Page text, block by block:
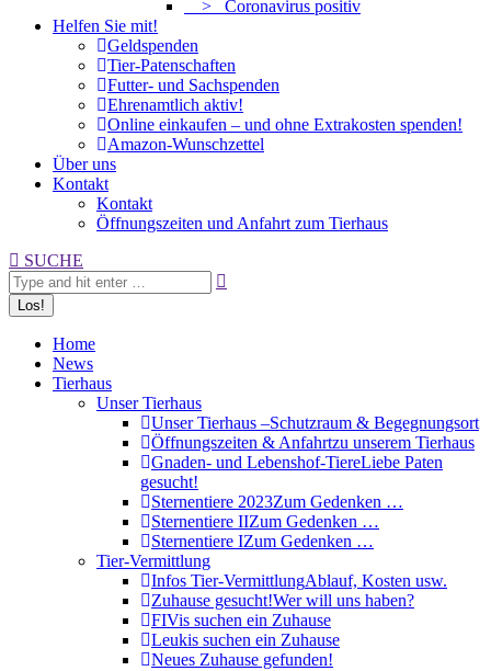
> Coronavirus positiv
Helfen Sie mit!
Geldspenden
Tier-Patenschaften
Futter- und Sachspenden
Ehrenamtlich aktiv!
Online einkaufen – und ohne Extrakosten spenden!
Amazon-Wunschzettel
Über uns
Kontakt
Kontakt
Öffnungszeiten und Anfahrt zum Tierhaus
Search:
SUCHE
Home
News
Tierhaus
Unser Tierhaus
Unser Tierhaus –Schutzraum & Begegnungsort
Öffnungszeiten & Anfahrtzu unserem Tierhaus
Gnaden- und Lebenshof-TiereLiebe Paten
gesucht!
Sternentiere 2023Zum Gedenken …
Sternentiere IIZum Gedenken …
Sternentiere IZum Gedenken …
Tier-Vermittlung
Infos Tier-VermittlungAblauf, Kosten usw.
Zuhause gesucht!Wer will uns haben?
FIVis suchen ein Zuhause
Leukis suchen ein Zuhause
Neues Zuhause gefunden!